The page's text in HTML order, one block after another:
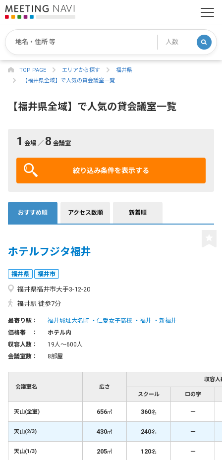
TOP PAGE エリアから探す
福井県
【福井県全域】で人気の貸会議室一覧
【福井県全域】で人気の貸会議室一覧
1 会場 ／ 8 会議室
絞り込み条件を表示する
おすすめ順 アクセス数順 新着順
ホテルフジタ福井
福井県 福井市
福井県福井市大手3-12-20
福井駅 徒歩7分
最寄り駅： 福井城址大名町 仁愛女子高校 福井
新福井
価格帯 ：
ホテル内
収容人数：
19人〜600人
会議室数：
8部屋
会議室名 広さ
収容人
スクール ロの字
天山(全室) 656㎡ 360名 －
天山(2/3) 430㎡ 240名 －
天山(1/3) 205㎡ 120名 －